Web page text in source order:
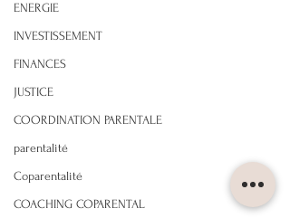
ENERGIE
INVESTISSEMENT
FINANCES
JUSTICE
COORDINATION PARENTALE
parentalité
Coparentalité
COACHING COPARENTAL